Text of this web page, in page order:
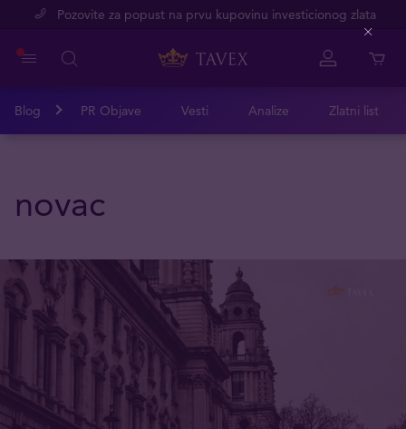
Pozovite za popust na prvu kupovinu investicionog zlata
Blog PR Objave Vesti Analize Zlatni list
novac
Close